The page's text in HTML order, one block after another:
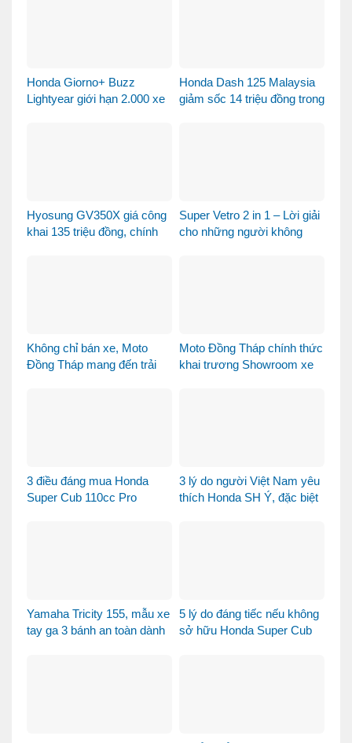
Honda Giorno+ Buzz
Lightyear giới hạn 2.000 xe
Honda Dash 125 Malaysia
giảm sốc 14 triệu đồng trong
Hyosung GV350X giá công
khai 135 triệu đồng, chính
Super Vetro 2 in 1 – Lời giải
cho những người không
Không chỉ bán xe, Moto
Đồng Tháp mang đến trải
Moto Đồng Tháp chính thức
khai trương Showroom xe
3 điều đáng mua Honda
Super Cub 110cc Pro
3 lý do người Việt Nam yêu
thích Honda SH Ý, đặc biệt
Yamaha Tricity 155, mẫu xe
tay ga 3 bánh an toàn dành
5 lý do đáng tiếc nếu không
sở hữu Honda Super Cub